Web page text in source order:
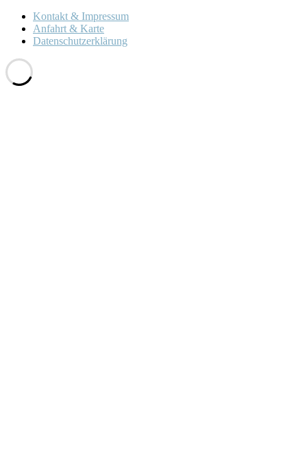
Kontakt & Impressum
Anfahrt & Karte
Datenschutzerklärung